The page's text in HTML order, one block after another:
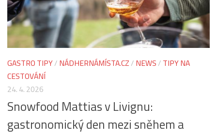
GASTRO TIPY/ NÁDHERNÁMÍSTA.CZ / NEWS / TIPY NA
CESTOVÁNÍ
24. 4. 2026
Snowfood Mattias v Livignu:
gastronomický den mezi sněhem a